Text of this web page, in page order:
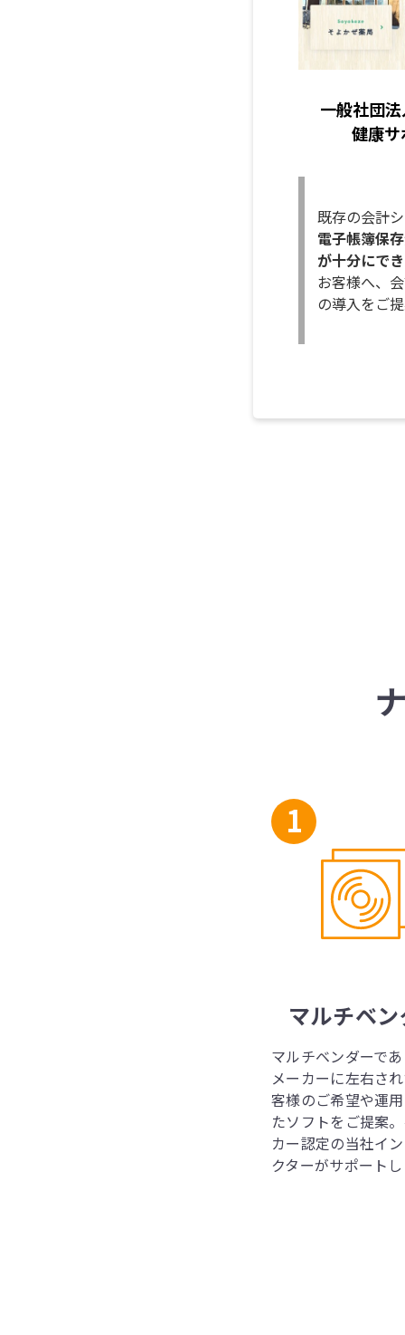
一般社団
健康
既存の会計
電子帳簿保
が十分にで
お客様へ、
の導入をご
マルチベ
マルチベンダーで
メーカーに左右さ
客様のご希望や運
たソフトをご提案
カー認定の当社イ
クターがサポート